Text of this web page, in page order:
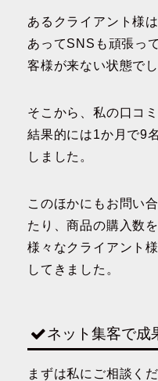
あるクライアント様
あってSNSも頑張っ
客様が来ない状態でし
そこから、私の口コ
結果的には1か月で9
しました。
このほかにもお問い
たり、商品の購入数
様々なクライアント
してきました。
ネット集客で成
まずは私にご相談くだ